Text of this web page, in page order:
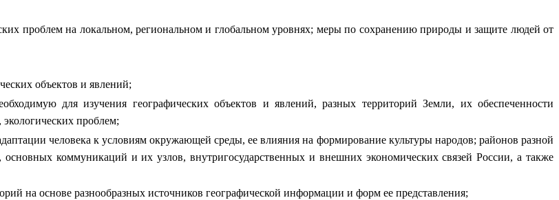
проблем на локальном, региональном и глобальном уровнях; меры по сохранению природы и защите людей от
объектов и явлений;
для изучения географических объектов и явлений, разных территорий Земли, их обеспеченности
проблем;
человека к условиям окружающей среды, ее влияния на формирование культуры народов; районов разной
коммуникаций и их узлов, внутригосударственных и внешних экономических связей России, а также
на основе разнообразных источников географической информации и форм ее представления;